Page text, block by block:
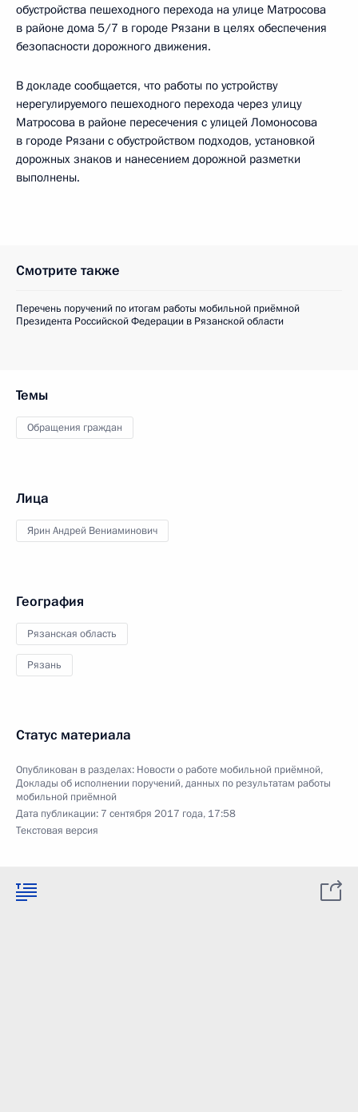
обустройства пешеходного перехода на улице Матросова
в районе дома 5/7 в городе Рязани в целях обеспечения
безопасности дорожного движения.
В докладе сообщается, что работы по устройству
нерегулируемого пешеходного перехода через улицу
Матросова в районе пересечения с улицей Ломоносова
в городе Рязани с обустройством подходов, установкой
дорожных знаков и нанесением дорожной разметки
выполнены.
Смотрите также
Перечень поручений по итогам работы мобильной приёмной
Президента Российской Федерации в Рязанской области
Темы
Обращения граждан
Лица
Ярин Андрей Вениаминович
География
Рязанская область
Рязань
Статус материала
Опубликован в разделах: Новости о работе мобильной приёмной,
Доклады об исполнении поручений, данных по результатам работы
мобильной приёмной
Дата публикации: 7 сентября 2017 года, 17:58
Текстовая версия